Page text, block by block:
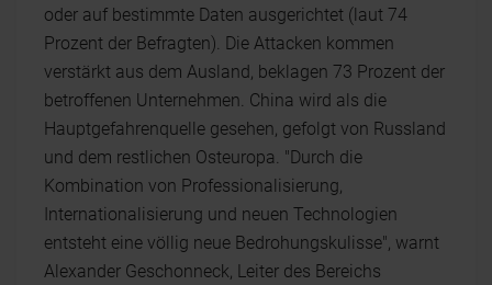
oder auf bestimmte Daten ausgerichtet (laut 74
Prozent der Befragten). Die Attacken kommen
verstärkt aus dem Ausland, beklagen 73 Prozent der
betroffenen Unternehmen. China wird als die
Hauptgefahrenquelle gesehen, gefolgt von Russland
und dem restlichen Osteuropa. "Durch die
Kombination von Professionalisierung,
Internationalisierung und neuen Technologien
entsteht eine völlig neue Bedrohungskulisse", warnt
Alexander Geschonneck, Leiter des Bereichs